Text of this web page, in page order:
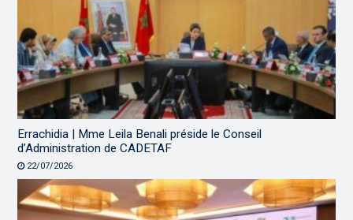
Errachidia | Mme Leila Benali préside le Conseil
d’Administration de CADETAF
22/07/2026